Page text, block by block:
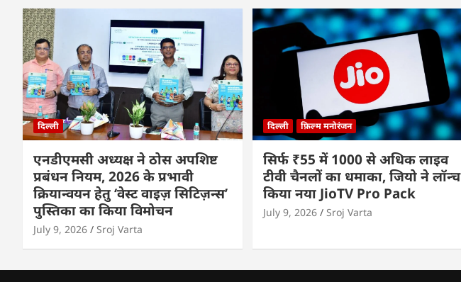
दिल्ली
एनडीएमसी अध्यक्ष ने ठोस अपशिष्ट
प्रबंधन नियम, 2026 के प्रभावी
क्रियान्वयन हेतु ‘वेस्ट वाइज़ सिटिज़न्स’
पुस्तिका का किया विमोचन
July 9, 2026 Sroj Varta
दिल्ली फ़िल्म मनोरंजन
सिर्फ ₹55 में 1000 से अधिक लाइव
टीवी चैनलों का धमाका, जियो ने लॉन्च
किया नया JioTV Pro Pack
July 9, 2026 Sroj Varta